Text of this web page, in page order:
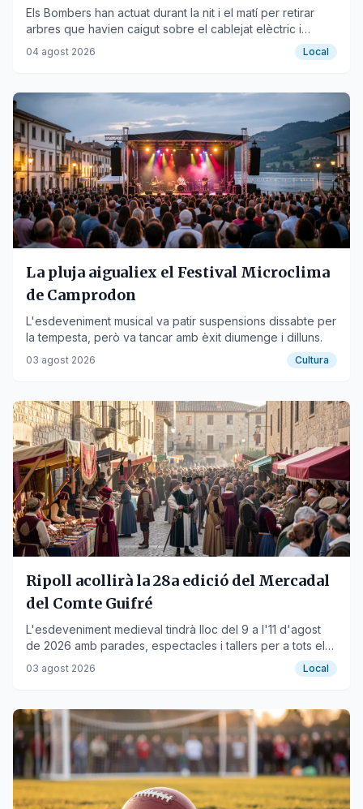
Els Bombers han actuat durant la nit i el matí per retirar
arbres que havien caigut sobre el cablejat elèctric i
obstaculitzaven vies.
04 agost 2026 Local
La pluja aigualiex el Festival Microclima
de Camprodon
L'esdeveniment musical va patir suspensions dissabte per
la tempesta, però va tancar amb èxit diumenge i dilluns.
03 agost 2026 Cultura
Ripoll acollirà la 28a edició del Mercadal
del Comte Guifré
L'esdeveniment medieval tindrà lloc del 9 a l'11 d'agost
de 2026 amb parades, espectacles i tallers per a tots els
públics.
03 agost 2026 Local